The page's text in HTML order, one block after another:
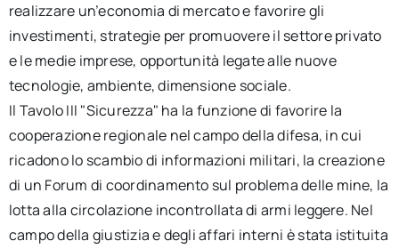
realizzare un’economia di mercato e favorire gli
investimenti, strategie per promuovere il settore privato
e le medie imprese, opportunità legate alle nuove
tecnologie, ambiente, dimensione sociale.
Il Tavolo III "Sicurezza" ha la funzione di favorire la
cooperazione regionale nel campo della difesa, in cui
ricadono lo scambio di informazioni militari, la creazione
di un Forum di coordinamento sul problema delle mine, la
lotta alla circolazione incontrollata di armi leggere. Nel
campo della giustizia e degli affari interni è stata istituita